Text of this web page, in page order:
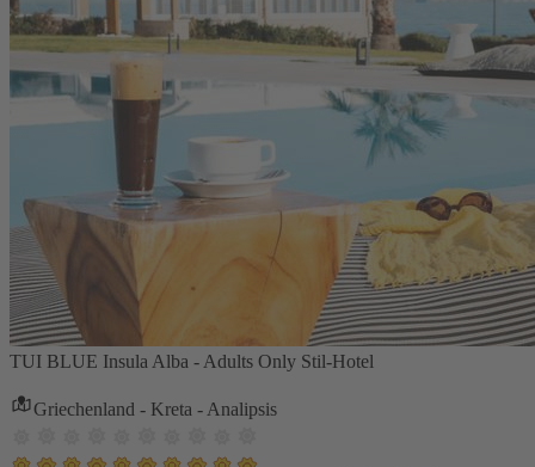
TUI BLUE Insula Alba - Adults Only Stil-Hotel
Griechenland - Kreta - Analipsis